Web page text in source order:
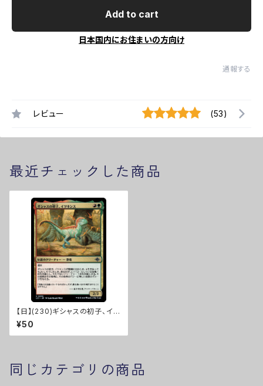
Add to cart
日本国内にお住まいの方向け
通報する
レビュー (53)
最近チェックした商品
【日】(230)ギシャスの初子、イツ
キンス/Itzquinth, Firstborn o
f Gishath [LCI]
¥50
同じカテゴリの商品